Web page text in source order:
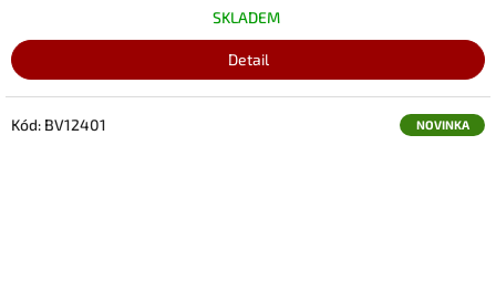
SKLADEM
Detail
NOVINKA
Kód: BV12401